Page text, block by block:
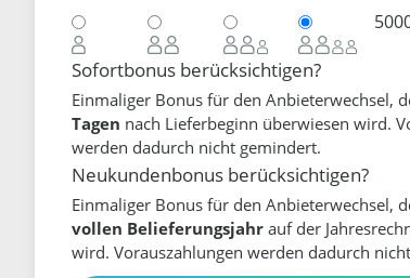
Sofortbonus berücksichtigen?
Einmaliger Bonus für den Anbieterwechsel,
Tagen nach Lieferbeginn überwiesen wird.
werden dadurch nicht gemindert.
Neukundenbonus berücksichtigen?
Einmaliger Bonus für den Anbieterwechsel,
vollen Belieferungsjahr auf der
wird. Vorauszahlungen werden dadurch